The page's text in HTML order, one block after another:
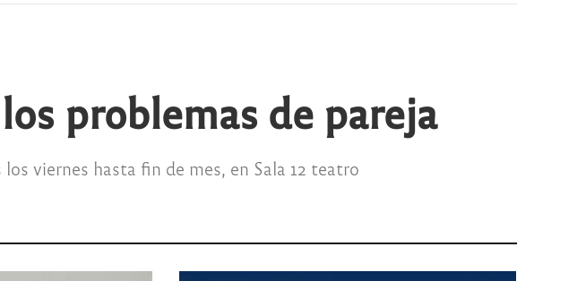
problemas de pareja
viernes hasta fin de mes, en Sala 12 teatro